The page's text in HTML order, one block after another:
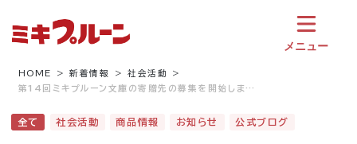
メニュー
HOME 新着情報
社会活動
第14回ミキプルーン文庫の寄贈先の募集を開始しま…
全て 社会活動 商品情報 お知らせ 公式ブログ